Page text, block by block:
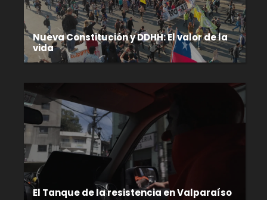
Nueva Constitución y DDHH: El valor de la
vida
El Tanque de la resistencia en Valparaíso